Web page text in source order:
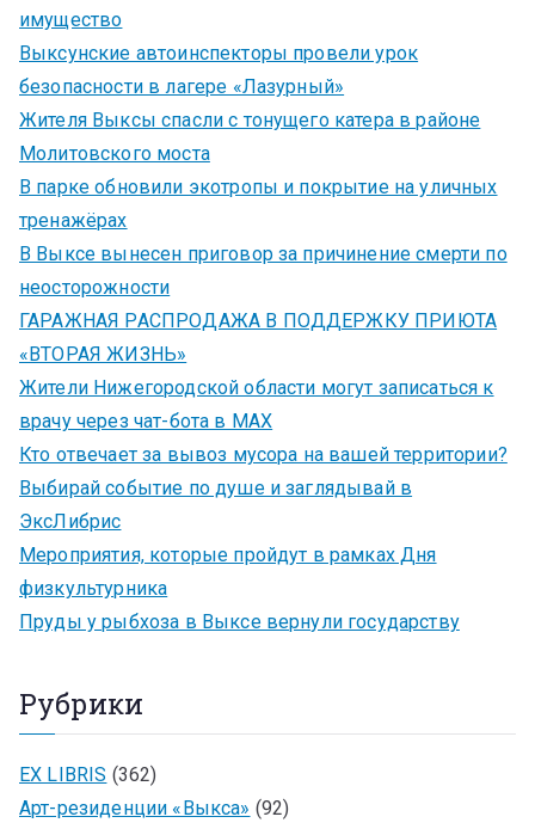
имущество
Выксунские автоинспекторы провели урок
безопасности в лагере «Лазурный»
Жителя Выксы спасли с тонущего катера в районе
Молитовского моста
В парке обновили экотропы и покрытие на уличных
тренажёрах
В Выксе вынесен приговор за причинение смерти по
неосторожности
ГАРАЖНАЯ РАСПРОДАЖА В ПОДДЕРЖКУ ПРИЮТА
«ВТОРАЯ ЖИЗНЬ»
Жители Нижегородской области могут записаться к
врачу через чат-бота в MAX
Кто отвечает за вывоз мусора на вашей территории?
Выбирай событие по душе и заглядывай в
ЭксЛибрис
Мероприятия, которые пройдут в рамках Дня
физкультурника
Пруды у рыбхоза в Выксе вернули государству
Рубрики
EX LIBRIS (362)
Арт-резиденции «Выкса» (92)